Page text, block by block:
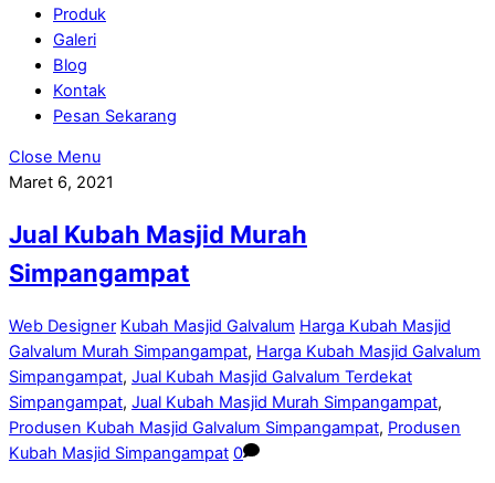
Produk
Galeri
Blog
Kontak
Pesan Sekarang
Close Menu
Maret 6, 2021
Jual Kubah Masjid Murah
Simpangampat
Web Designer Kubah Masjid Galvalum Harga Kubah Masjid
Galvalum Murah Simpangampat, Harga Kubah Masjid Galvalum
Simpangampat, Jual Kubah Masjid Galvalum Terdekat
Simpangampat, Jual Kubah Masjid Murah Simpangampat,
Produsen Kubah Masjid Galvalum Simpangampat, Produsen
Kubah Masjid Simpangampat 0